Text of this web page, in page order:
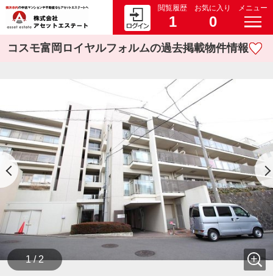
閲覧履歴
1
お気に入り
0
メニュー
コスモ富岡ロイヤルフォルムの過去掲載物件情報
1 / 2